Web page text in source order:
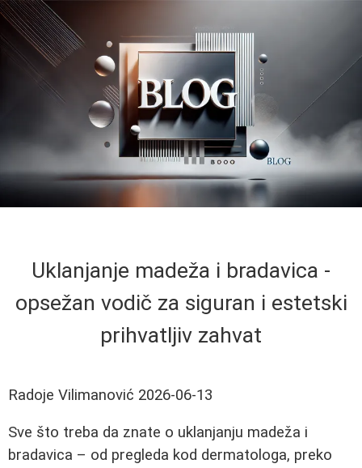
Uklanjanje madeža i bradavica -
opsežan vodič za siguran i estetski
prihvatljiv zahvat
Radoje Vilimanović 2026-06-13
Sve što treba da znate o uklanjanju madeža i
bradavica – od pregleda kod dermatologa, preko